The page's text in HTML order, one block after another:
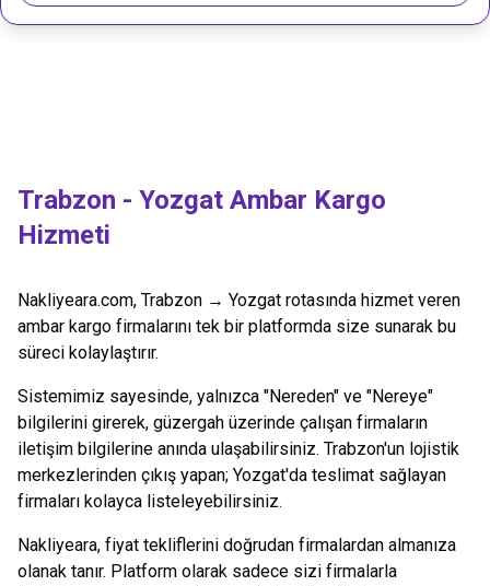
Trabzon - Yozgat Ambar Kargo
Hizmeti
Nakliyeara.com, Trabzon → Yozgat rotasında hizmet veren
ambar kargo firmalarını tek bir platformda size sunarak bu
süreci kolaylaştırır.
Sistemimiz sayesinde, yalnızca "Nereden" ve "Nereye"
bilgilerini girerek, güzergah üzerinde çalışan firmaların
iletişim bilgilerine anında ulaşabilirsiniz. Trabzon'un lojistik
merkezlerinden çıkış yapan; Yozgat'da teslimat sağlayan
firmaları kolayca listeleyebilirsiniz.
Nakliyeara, fiyat tekliflerini doğrudan firmalardan almanıza
olanak tanır. Platform olarak sadece sizi firmalarla